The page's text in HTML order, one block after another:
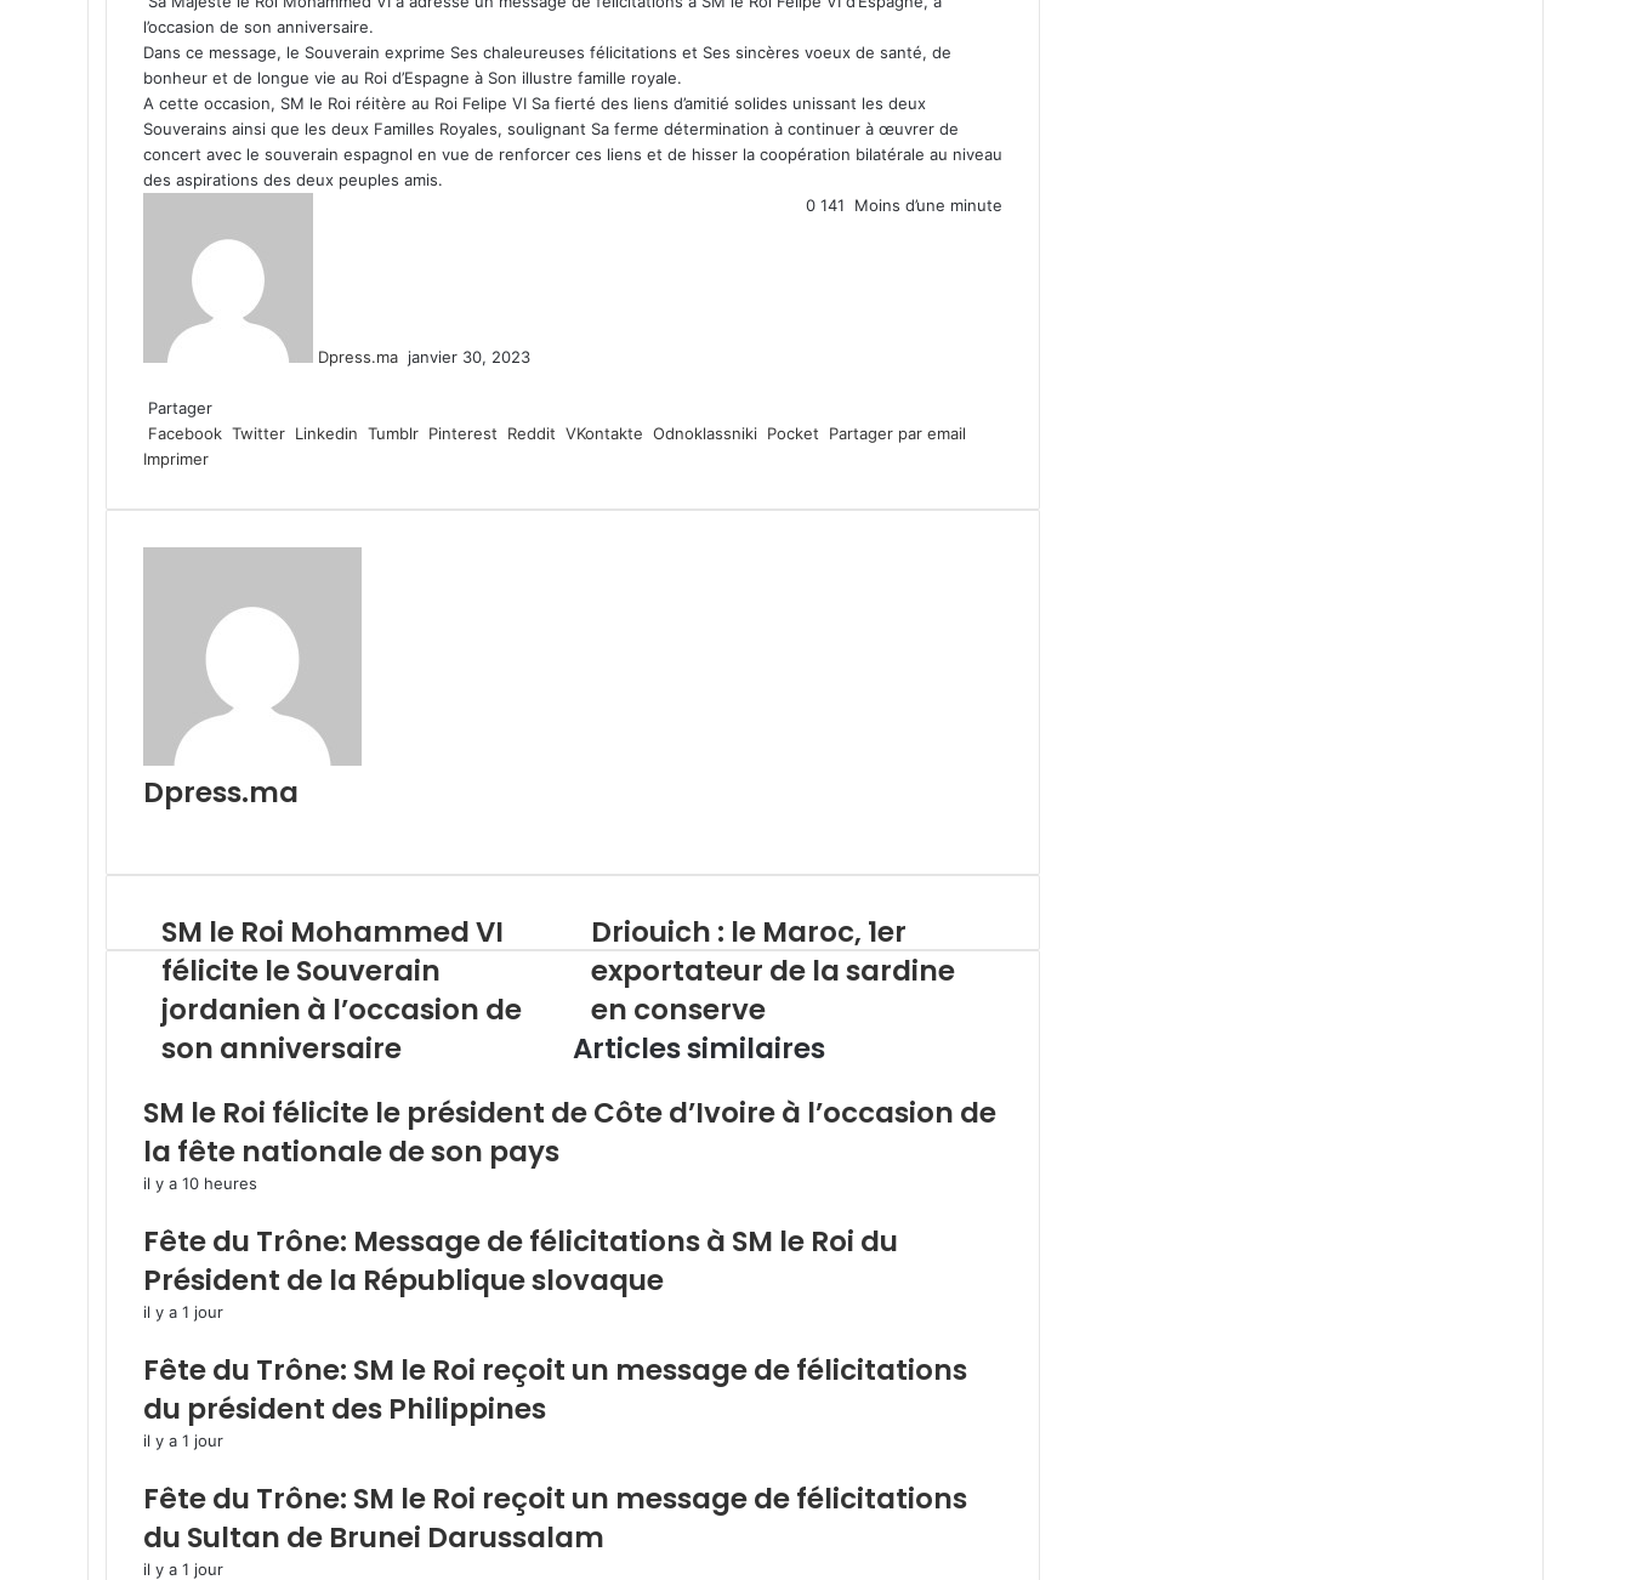
l’occasion de son anniversaire.
Dans ce message, le Souverain exprime Ses chaleureuses félicitations et Ses sincères voeux de santé, de
bonheur et de longue vie au Roi d’Espagne à Son illustre famille royale.
A cette occasion, SM le Roi réitère au Roi Felipe VI Sa fierté des liens d’amitié solides unissant les deux
Souverains ainsi que les deux Familles Royales, soulignant Sa ferme détermination à continuer à œuvrer de
concert avec le souverain espagnol en vue de renforcer ces liens et de hisser la coopération bilatérale au niveau
des aspirations des deux peuples amis.
Dpress.ma janvier 30, 2023
0 141 Moins d’une minute
Partager
Facebook Twitter Linkedin Tumblr Pinterest Reddit VKontakte Odnoklassniki Pocket
Partager par email
Imprimer
Dpress.ma
SM le Roi Mohammed VI
félicite le Souverain
jordanien à l’occasion de
son anniversaire
Driouich : le Maroc, 1er
exportateur de la sardine
en conserve
Articles similaires
SM le Roi félicite le président de Côte d’Ivoire à l’occasion de
la fête nationale de son pays
il y a 10 heures
Fête du Trône: Message de félicitations à SM le Roi du
Président de la République slovaque
il y a 1 jour
Fête du Trône: SM le Roi reçoit un message de félicitations
du président des Philippines
il y a 1 jour
Fête du Trône: SM le Roi reçoit un message de félicitations
du Sultan de Brunei Darussalam
il y a 1 jour